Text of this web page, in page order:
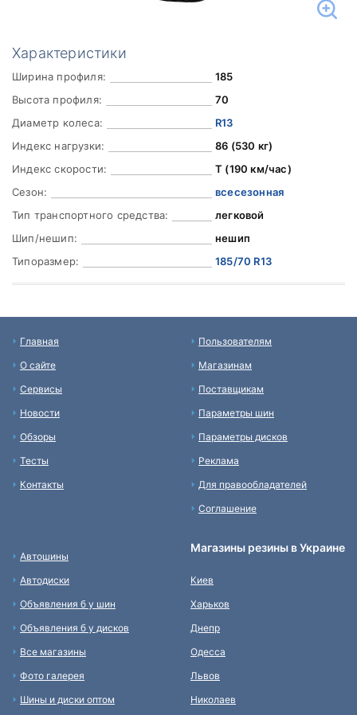
Характеристики
Ширина профиля:
185
Высота профиля:
70
Диаметр колеса:
R13
Индекс нагрузки:
86 (530 кг)
Индекс скорости:
T (190 км/час)
Сезон:
всесезонная
Тип транспортного средства:
легковой
Шип/нешип:
нешип
Типоразмер:
185/70 R13
Главная
О сайте
Сервисы
Новости
Обзоры
Тесты
Контакты
Пользователям
Магазинам
Поставщикам
Параметры шин
Параметры дисков
Реклама
Для правообладателей
Соглашение
Автошины
Автодиски
Объявления б у шин
Объявления б у дисков
Все магазины
Фото галерея
Шины и диски оптом
Магазины резины в Украине
Киев
Харьков
Днепр
Одесса
Львов
Николаев